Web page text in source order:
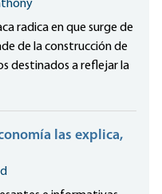
radica en que surge de
de la construcción de
destinados a reflejar la
las explica,